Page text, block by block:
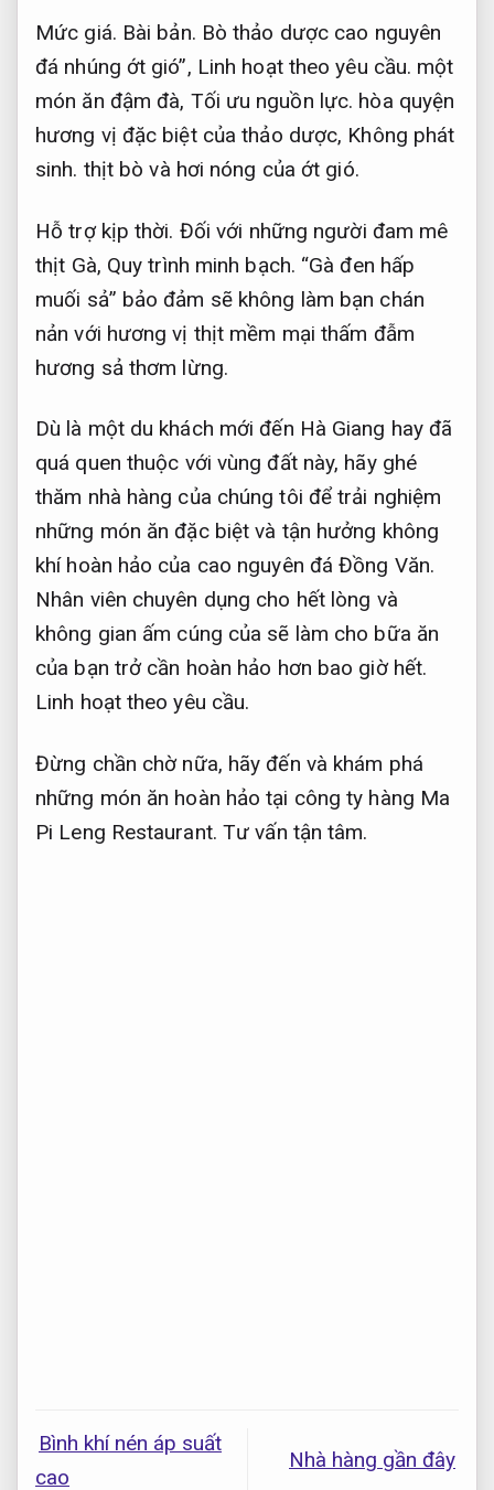
Mức giá. Bài bản. Bò thảo dược cao nguyên
đá nhúng ớt gió”, Linh hoạt theo yêu cầu. một
món ăn đậm đà, Tối ưu nguồn lực. hòa quyện
hương vị đặc biệt của thảo dược, Không phát
sinh. thịt bò và hơi nóng của ớt gió.
Hỗ trợ kịp thời. Đối với những người đam mê
thịt Gà, Quy trình minh bạch. “Gà đen hấp
muối sả” bảo đảm sẽ không làm bạn chán
nản với hương vị thịt mềm mại thấm đẫm
hương sả thơm lừng.
Dù là một du khách mới đến Hà Giang hay đã
quá quen thuộc với vùng đất này, hãy ghé
thăm nhà hàng của chúng tôi để trải nghiệm
những món ăn đặc biệt và tận hưởng không
khí hoàn hảo của cao nguyên đá Đồng Văn.
Nhân viên chuyên dụng cho hết lòng và
không gian ấm cúng của sẽ làm cho bữa ăn
của bạn trở cần hoàn hảo hơn bao giờ hết.
Linh hoạt theo yêu cầu.
Đừng chần chờ nữa, hãy đến và khám phá
những món ăn hoàn hảo tại công ty hàng Ma
Pi Leng Restaurant.Tư vấn tận tâm.
Bình khí nén áp suất
cao
Nhà hàng gần đây